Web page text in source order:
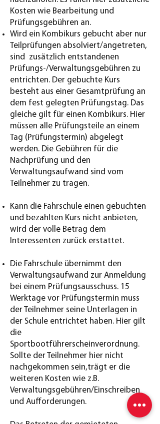
Kosten wie Bearbeitung und
Prüfungsgebühren an.
Wird ein Kombikurs gebucht aber nur
Teilprüfungen absolviert/angetreten,
sind zusätzlich entstandenen
Prüfungs-/Verwaltungsgebühren zu
entrichten. Der gebuchte Kurs
besteht aus einer Gesamtprüfung an
dem fest gelegten Prüfungstag. Das
gleiche gilt für einen Kombikurs. Hier
müssen alle Prüfungsteile an einem
Tag (Prüfungstermin) abgelegt
werden. Die Gebühren für die
Nachprüfung und den
Verwaltungsaufwand sind vom
Teilnehmer zu tragen.
Kann die Fahrschule einen gebuchten
und bezahlten Kurs nicht anbieten,
wird der volle Betrag dem
Interessenten zurück erstattet.
Die Fahrschule übernimmt den
Verwaltungsaufwand zur Anmeldung
bei einem Prüfungsausschuss. 15
Werktage vor Prüfungstermin muss
der Teilnehmer seine Unterlagen in
der Schule entrichtet haben. Hier gilt
die
Sportbootführerscheinverordnung.
Sollte der Teilnehmer hier nicht
nachgekommen sein,trägt er die
weiteren Kosten wie z.B.
Verwaltungsgebühren/Einschreiben
und Aufforderungen.